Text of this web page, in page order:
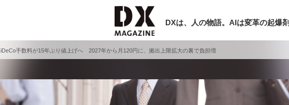
DXは、人の物語。AIは変革の起爆剤
セミナー ニュース
iDeCo手数料が15年ぶり値上げへ 2027年から月120円に、拠出上限拡大の裏で負担増